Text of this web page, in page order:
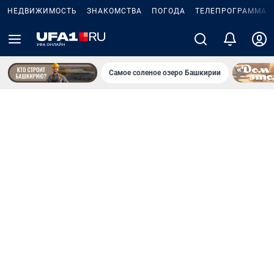
НЕДВИЖИМОСТЬ ЗНАКОМСТВА ПОГОДА ТЕЛЕПРОГРАММА
Самое соленое озеро Башкирии